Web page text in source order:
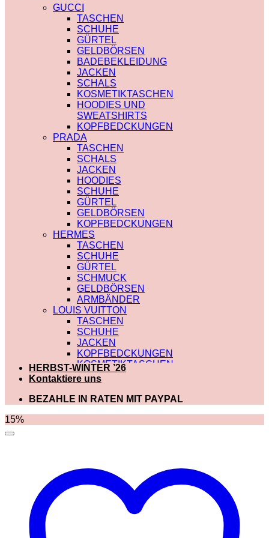
SAINT LAURENT
VERSACE
SCHALS
CHLOE
FENDI
GUCCI
LOUIS VUITTON
PRADA
SAINT LAURENT
SCHULTERRIEMEN
DIOR
LOUIS VUITTON
STRUMPFHOSEN
GUCCI
KOSMETIKTASCHEN
GUCCI
LOUIS VUITTON
SAINT LAURENT
TRENCHCOAT
BURBERRY
PRADA
SOCKEN
GUCCI
SHORTS
BURBERRY
POLO
BURBERRY
CHLOE
GUCCI
MONCLER
HOODIES UND
SWEATSHIRTS
AMI PARIS
BURBERRY
FENDI
GUCCI
LOUIS VUITTON
MIU MIU
PRADA
SAINT LAURENT
GUCCI
TASCHEN
SCHUHE
GÜRTEL
GELDBÖRSEN
BADEBEKLEIDUNG
JACKEN
SCHALS
KOSMETIKTASCHEN
HOODIES UND
SWEATSHIRTS
KOPFBEDCKUNGEN
PRADA
TASCHEN
SCHALS
JACKEN
HOODIES
SCHUHE
GÜRTEL
GELDBÖRSEN
KOPFBEDCKUNGEN
HERMES
TASCHEN
SCHUHE
GÜRTEL
SCHMUCK
GELDBÖRSEN
ARMBÄNDER
LOUIS VUITTON
TASCHEN
SCHUHE
JACKEN
KOPFBEDCKUNGEN
KOSMETIKTASCHEN
SCHALS
SCHULTERRIEMEN
GÜRTEL
GELDBÖRSEN
KOSMETIKTASCHEN
KOPFBEDCKUNGEN
JACKEN
HOODIES UND
SWEATSHIRTS
HERBST-WINTER ’26
Kontaktiere uns
BEZAHLE IN RATEN MIT PAYPAL
15%